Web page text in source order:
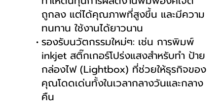
ถูกลง แต่ได้คุณภาพที่สูงขึ้น และมีความ
ทนทาน ใช้งานได้ยาวนาน
รองรับนวัตกรรมใหม่ๆ: เช่น การพิมพ์
inkjet สติ๊กเกอร์โปร่งแสงสำหรับทำ ป้าย
กล่องไฟ (Lightbox) ที่ช่วยให้ธุรกิจของ
คุณโดดเด่นทั้งในเวลากลางวันและกลาง
คืน